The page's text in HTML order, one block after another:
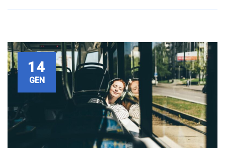
14
GEN